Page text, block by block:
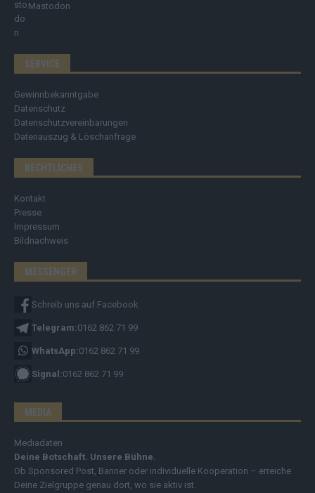
Mastodon
SERVICE
Gewinnbekanntgabe
Datenschutz
Datenschutzvereinbarungen
Datenauszug & Löschanfrage
RECHTLICHES
Kontakt
Presse
Impressum
Bildnachweis
MESSENGER
Schreib uns auf Facebook
Telegram:0162 862 71 99
WhatsApp:0162 862 71 99
Signal:0162 862 71 99
MEDIA
Mediadaten
Deine Botschaft. Unsere Bühne.
Ob Sponsored Post, Banner oder individuelle Kooperation – erreiche
Deine Zielgruppe genau dort, wo sie aktiv ist.